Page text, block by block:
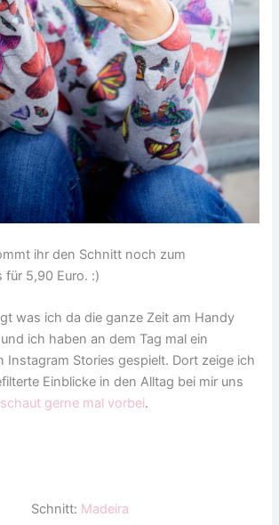
ihr den Schnitt noch zum
für 5,90 Euro. :)
was ich da die ganze Zeit am Handy
ich haben an dem Tag mal ein
Instagram Stories gespielt. Dort zeige ich
Einblicke in den Alltag bei mir uns
schaut gerne mal vorbei.
Schnitt: Madeira